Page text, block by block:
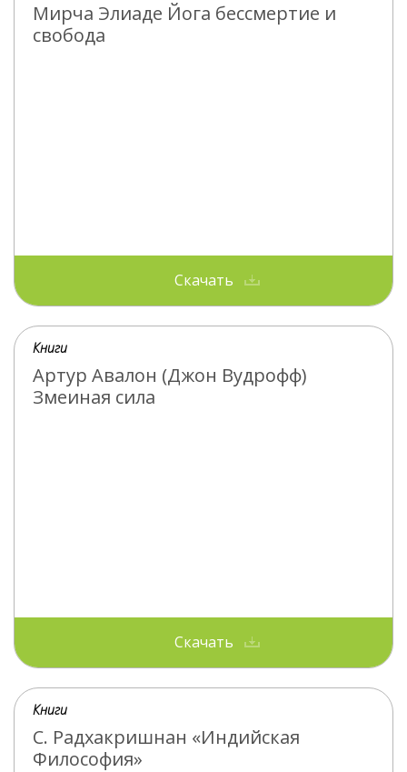
Мирча Элиаде Йога бессмертие и
свобода
Скачать
Книги
Артур Авалон (Джон Вудрофф)
Змеиная сила
Скачать
Книги
С. Радхакришнан «Индийская
Философия»